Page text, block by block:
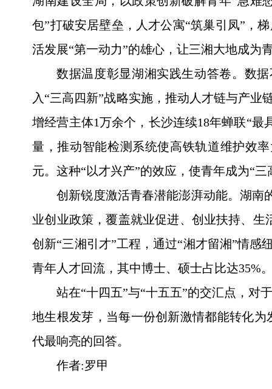
包”打破安居壁垒，人才公寓“筑巢引凤”，
活发展“第一动力”的雄心，让三湘大地成为
数据温度彰显湖湘实践生动答卷。数
入“三高四新”战略实施，推动人才链与产业
增经营主体1万余个，长沙连续18年蝉联“
量，推动智能检测系统使高铁轨道维护效
元。这种“以才兴产”的效应，使青年成为“
创新锐度激活青春潜能澎湃动能。‌‌‌湖南
业创业政策，覆盖就业促进、创业扶持、生
创新“三湘引才”工程，通过“湘才留湘”情感
青年人才回流，其中博士、硕士占比达35%
站在“十四五”与“十五五”的交汇点，对
地生根发芽，当每一份创新激情都能转化
代最响亮的回答。‌
作者:罗甲‌‌